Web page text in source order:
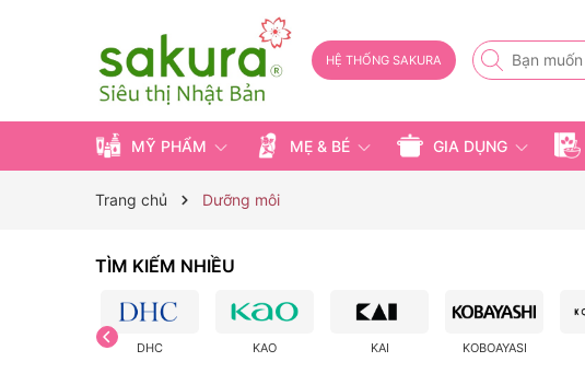
HỆ THỐNG SAKURA
MỸ PHẨM MẸ & BÉ GIA DỤNG
Trang chủ Dưỡng môi
TÌM KIẾM NHIỀU
DHC KAO KAI KOBOAYASI